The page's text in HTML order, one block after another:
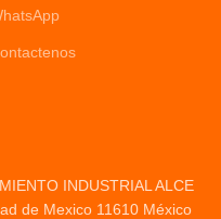
INDUSTRIAL ALCE
de Mexico 11610 México